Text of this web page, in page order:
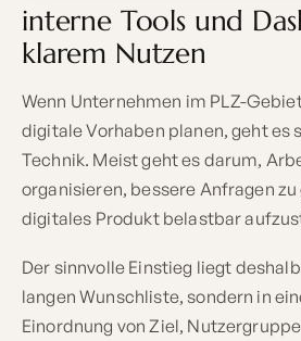
interne Tools und
klarem Nutzen
Wenn Unternehmen im PLZ-
digitale Vorhaben planen, geht es
Technik. Meist geht es darum,
organisieren, bessere Anfragen
digitales Produkt belastbar
Der sinnvolle Einstieg liegt
langen Wunschliste, sondern in
Einordnung von Ziel,